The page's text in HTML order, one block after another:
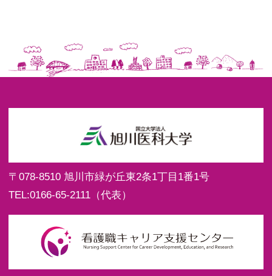
〒078-8510 旭川市緑が丘東2条1丁目1番1号
TEL:0166-65-2111（代表）